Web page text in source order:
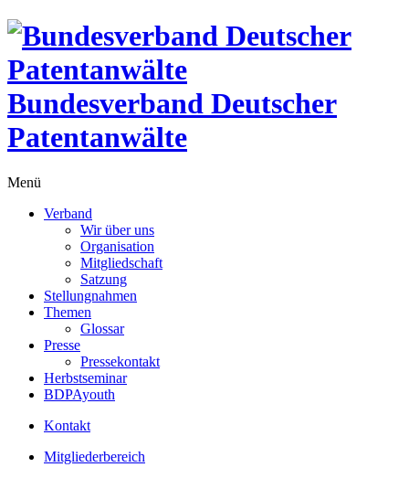
Bundesverband Deutscher
Patentanwälte
Menü
Verband
Wir über uns
Organisation
Mitgliedschaft
Satzung
Stellungnahmen
Themen
Glossar
Presse
Pressekontakt
Herbstseminar
BDPAyouth
Kontakt
Mitgliederbereich